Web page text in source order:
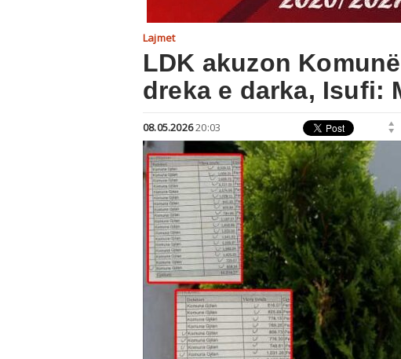
Lajmet
LDK akuzon
dreka e darka, Isufi:
08.05.202620:03 